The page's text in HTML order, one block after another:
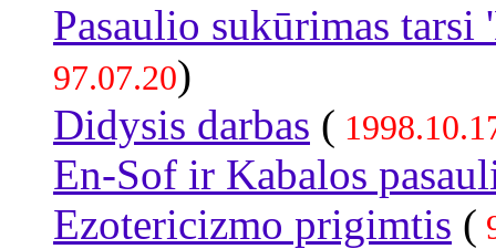
Pasaulio sukūrimas
97.07.20)
Didysis darbas (
En-Sof ir Kabalos
Ezotericizmo prigimtis (